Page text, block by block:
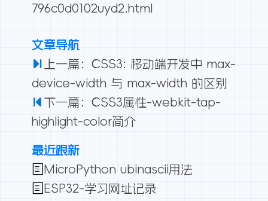
796c0d0102uyd2.html
文章导航
上一篇：CSS3: 移动端开发中 max-
device-width 与 max-width 的区别
下一篇：CSS3属性-webkit-tap-
highlight-color简介
最近跟新
MicroPython ubinascii用法
ESP32-学习网址记录